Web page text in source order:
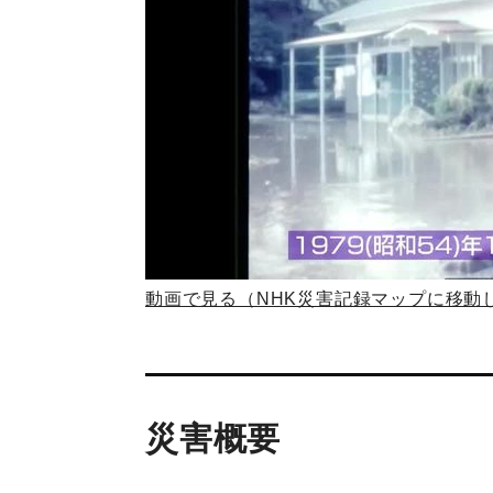
動画で見る（NHK災害記録マップに移動
災害概要